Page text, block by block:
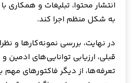
انتشار محتوا، تبلیغات و همکاری با
به شکل منظم اجرا کند.
در نهایت، بررسی نمونه‌کارها و
قبلی، ارزیابی توانایی‌های ادمین
تعرفه‌ها، از دیگر فاکتورهای مهم